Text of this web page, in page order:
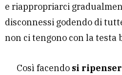
e riappropriarci
disconnessi godendo di
non ci tengono con la testa
Così facendo si